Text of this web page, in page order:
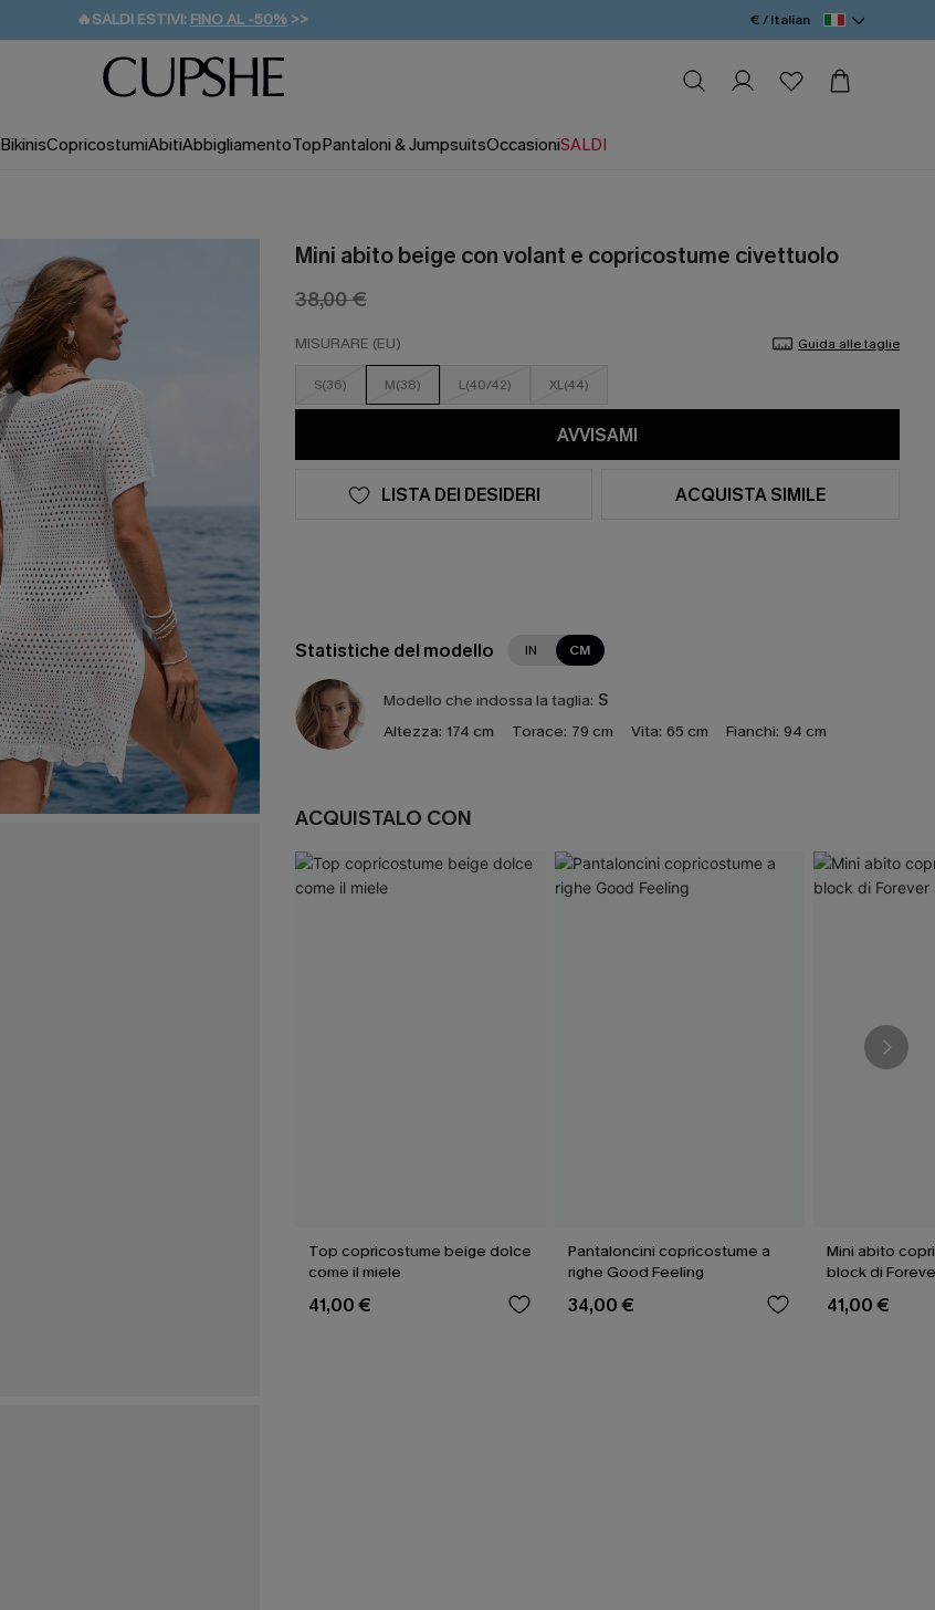
🔥SALDI ESTIVI: FINO AL -50% >>
🚚SPEDIZIONE GRATUITA DA 49€
💌REGALO PER I NUOVI: 20% DI SCONTO*
€ / Italian
BikinisCopricostumiAbitiAbbigliamentoTopPantaloni & JumpsuitsOccasioniSALDI
Mini abito beige con volant e copricostume civettuolo
38,00 €
MISURARE (EU) Guida alle taglie
S(36) M(38) L(40/42) XL(44)
AVVISAMI
LISTA DEI DESIDERI ACQUISTA SIMILE
Statistiche del modello IN CM
Modello che indossa la taglia: S
Altezza: 174 cm Torace: 79 cm Vita: 65 cm Fianchi: 94 cm
ACQUISTALO CON
Top copricostume beige dolce
come il miele
41,00 €
Pantaloncini copricostume a
righe Good Feeling
34,00 €
Mini abito
block di
41,00 €